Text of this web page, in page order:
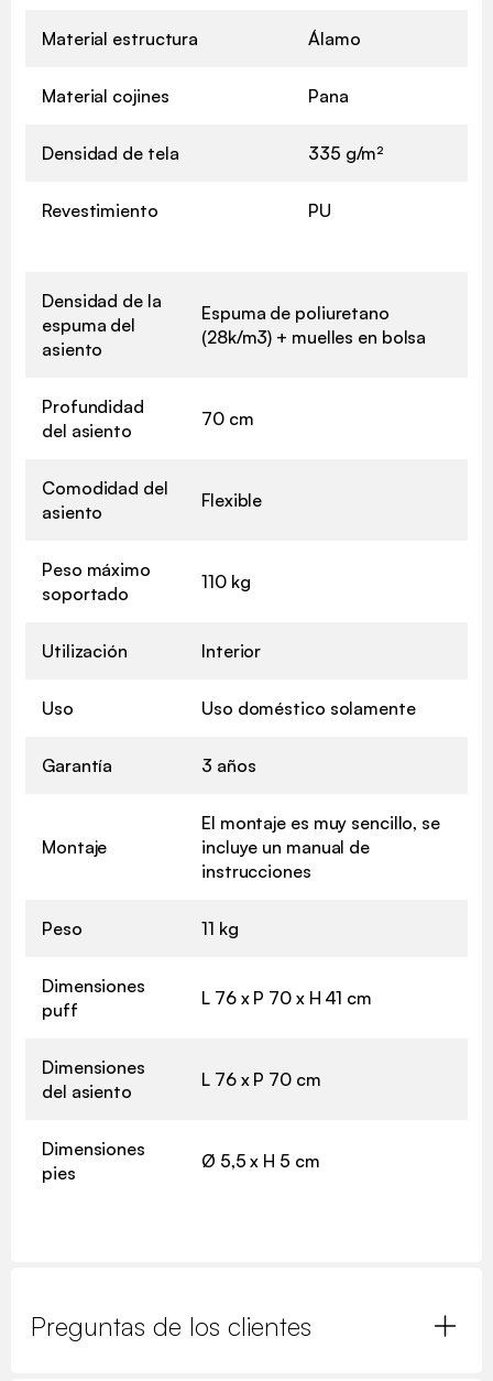
Material estructura Álamo
Material cojines Pana
Densidad de tela 335 g/m²
Revestimiento PU
Densidad de la
espuma del
asiento
Espuma de poliuretano
(28k/m3) + muelles en bolsa
Profundidad
del asiento
70 cm
Comodidad del
asiento
Flexible
Peso máximo
soportado
110 kg
Utilización Interior
Uso Uso doméstico solamente
Garantía 3 años
Montaje
El montaje es muy sencillo, se
incluye un manual de
instrucciones
Peso 11 kg
Dimensiones
puff
L 76 x P 70 x H 41 cm
Dimensiones
del asiento
L 76 x P 70 cm
Dimensiones
pies
Ø 5,5 x H 5 cm
Preguntas de los clientes